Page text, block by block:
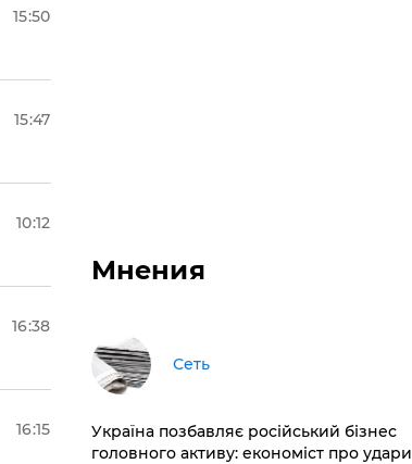
15:50
15:47
10:12
16:38
16:15
Мнения
Сеть
​Україна позбавляє російський бізнес
головного активу: економіст про удари